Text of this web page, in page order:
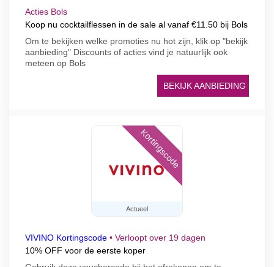
Acties Bols
Koop nu cocktailflessen in de sale al vanaf €11.50 bij Bols
Om te bekijken welke promoties nu hot zijn, klik op "bekijk
aanbieding" Discounts of acties vind je natuurlijk ook
meteen op Bols
BEKIJK AANBIEDING
Actueel
Kortingscode
VIVINO Kortingscode • Verloopt over 19 dagen
10% OFF voor de eerste koper